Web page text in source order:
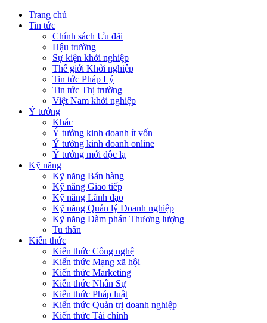
Trang chủ
Tin tức
Chính sách Ưu đãi
Hậu trường
Sự kiện khởi nghiệp
Thế giới Khởi nghiệp
Tin tức Pháp Lý
Tin tức Thị trường
Việt Nam khởi nghiệp
Ý tưởng
Khác
Ý tưởng kinh doanh ít vốn
Ý tưởng kinh doanh online
Ý tưởng mới độc lạ
Kỹ năng
Kỹ năng Bán hàng
Kỹ năng Giao tiếp
Kỹ năng Lãnh đạo
Kỹ năng Quản lý Doanh nghiệp
Kỹ năng Đàm phán Thương lượng
Tu thân
Kiến thức
Kiến thức Công nghệ
Kiến thức Mạng xã hội
Kiến thức Marketing
Kiến thức Nhân Sự
Kiến thức Pháp luật
Kiến thức Quản trị doanh nghiệp
Kiến thức Tài chính